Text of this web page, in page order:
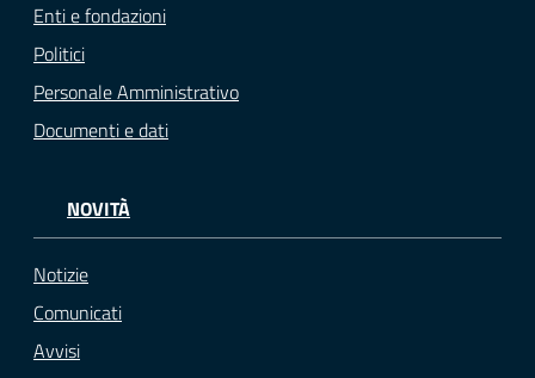
Enti e fondazioni
Politici
Personale Amministrativo
Documenti e dati
NOVITÀ
Notizie
Comunicati
Avvisi